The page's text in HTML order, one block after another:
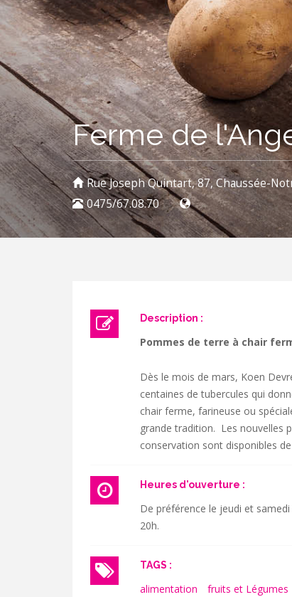
Ferme de
Rue Joseph Quintart, 87, Chaussée-
0475/67.08.70
Description :
Pommes de terre à chair
Dès le mois de mars, Koen
centaines de tubercules qui
chair ferme, farineuse ou
grande tradition. Les nouvelles
conservation sont disponibles
Heures d'ouverture :
De préférence le jeudi et
20h.
TAGS :
alimentation fruits et Légumes